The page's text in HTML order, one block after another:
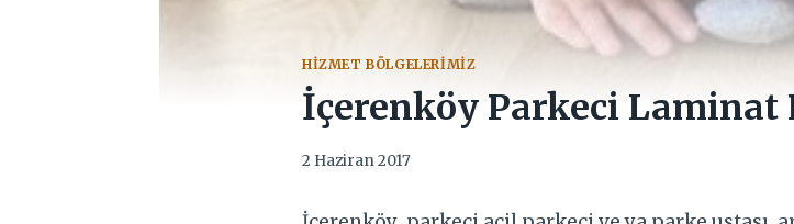
HIZMET BÖLGELERIMIZ
İçerenköy Parkeci Laminat
2 Haziran 2017